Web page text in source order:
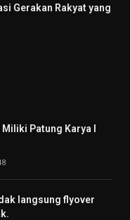
Gerakan Rakyat yang
Miliki Patung Karya I
langsung flyover